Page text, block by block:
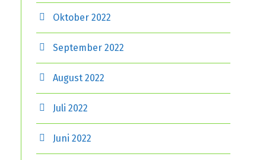
Oktober 2022
September 2022
August 2022
Juli 2022
Juni 2022